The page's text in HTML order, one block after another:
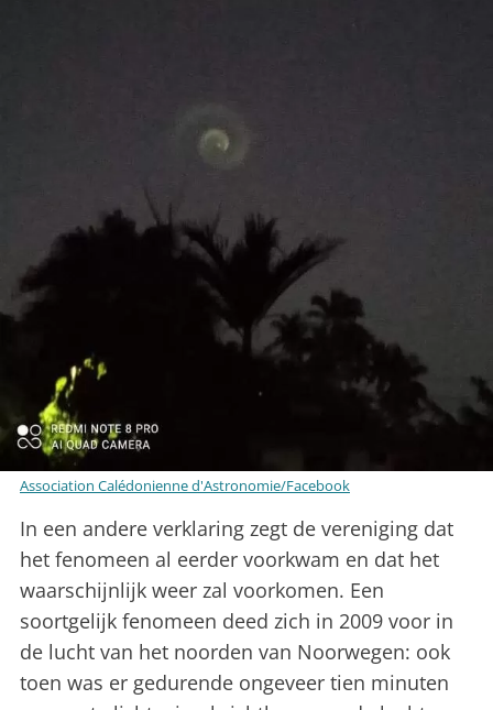
Association Calédonienne d'Astronomie/Facebook
In een andere verklaring zegt de vereniging dat
het fenomeen al eerder voorkwam en dat het
waarschijnlijk weer zal voorkomen. Een
soortgelijk fenomeen deed zich in 2009 voor in
de lucht van het noorden van Noorwegen: ook
toen was er gedurende ongeveer tien minuten